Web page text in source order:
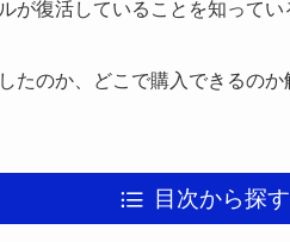
復活していることを知ってい
のか、どこで購入できるのか
目次から探す